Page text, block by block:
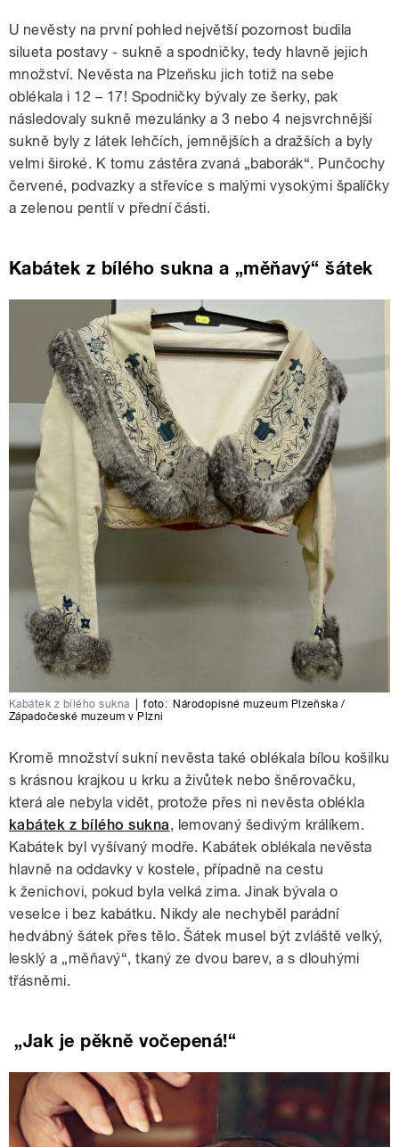
U nevěsty na první pohled největší pozornost budila
silueta postavy - sukně a spodničky, tedy hlavně jejich
množství. Nevěsta na Plzeňsku jich totiž na sebe
oblékala i 12 – 17! Spodničky bývaly ze šerky, pak
následovaly sukně mezulánky a 3 nebo 4 nejsvrchnější
sukně byly z látek lehčích, jemnějších a dražších a byly
velmi široké. K tomu zástěra zvaná „baborák“. Punčochy
červené, podvazky a střevíce s malými vysokými špalíčky
a zelenou pentlí v přední části.
Kabátek z bílého sukna a „měňavý“ šátek
Kabátek z bílého sukna foto: Národopisné muzeum Plzeňska /
Západočeské muzeum v Plzni
Kromě množství sukní nevěsta také oblékala bílou košilku
s krásnou krajkou u krku a živůtek nebo šněrovačku,
která ale nebyla vidět, protože přes ni nevěsta oblékla
kabátek z bílého sukna, lemovaný šedivým králíkem.
Kabátek byl vyšívaný modře. Kabátek oblékala nevěsta
hlavně na oddavky v kostele, případně na cestu
k ženichovi, pokud byla velká zima. Jinak bývala o
veselce i bez kabátku. Nikdy ale nechyběl parádní
hedvábný šátek přes tělo. Šátek musel být zvláště velký,
lesklý a „měňavý“, tkaný ze dvou barev, a s dlouhými
třásněmi.
„Jak je pěkně vočepená!“